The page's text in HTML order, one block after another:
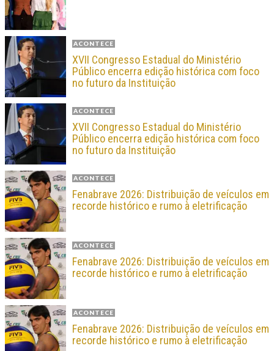
ACONTECE
XVII Congresso Estadual do Ministério
Público encerra edição histórica com foco
no futuro da Instituição
ACONTECE
XVII Congresso Estadual do Ministério
Público encerra edição histórica com foco
no futuro da Instituição
ACONTECE
Fenabrave 2026: Distribuição de veículos em
recorde histórico e rumo à eletrificação
ACONTECE
Fenabrave 2026: Distribuição de veículos em
recorde histórico e rumo à eletrificação
ACONTECE
Fenabrave 2026: Distribuição de veículos em
recorde histórico e rumo à eletrificação